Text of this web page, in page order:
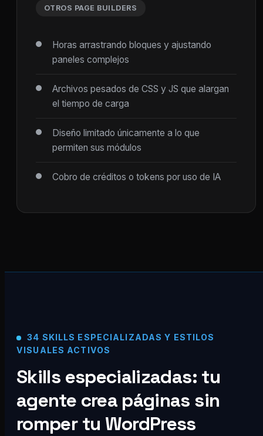
OTROS PAGE BUILDERS
Horas arrastrando bloques y ajustando
paneles complejos
Archivos pesados de CSS y JS que alargan
el tiempo de carga
Diseño limitado únicamente a lo que
permiten sus módulos
Cobro de créditos o tokens por uso de IA
34 SKILLS ESPECIALIZADAS Y ESTILOS
VISUALES ACTIVOS
Skills especializadas: tu
agente crea páginas sin
romper tu WordPress